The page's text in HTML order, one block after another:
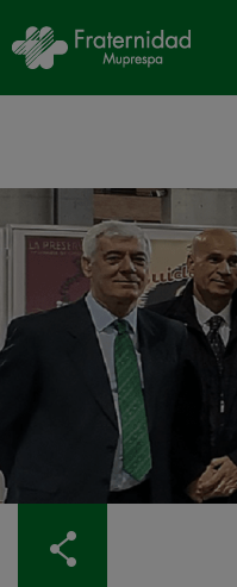
contenido
principal